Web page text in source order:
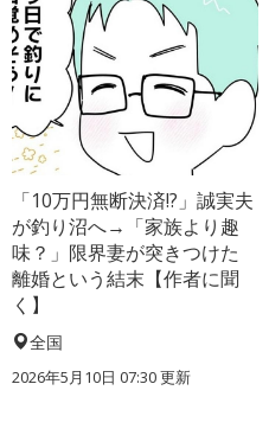
「10万円無断決済!?」誠実夫
が釣り沼へ→「家族より趣
味？」限界妻が突きつけた
離婚という結末【作者に聞
く】
全国
2026年5月10日 07:30 更新